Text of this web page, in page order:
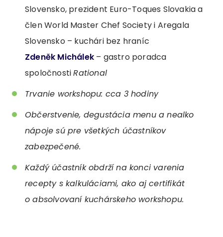
Slovensko, prezident Euro-Toques Slovakia a
člen World Master Chef Society i Aregala
Slovensko – kuchári bez hraníc
Zdeněk Michálek – gastro poradca
spoločnostiRational
Trvanie workshopu: cca 3 hodiny
Občerstvenie, degustácia menu a nealko
nápoje sú pre všetkých účastníkov
zabezpečené.
Každý účastník obdrží na konci varenia
recepty s kalkuláciami, ako aj certifikát
o absolvovaní kuchárskeho workshopu.